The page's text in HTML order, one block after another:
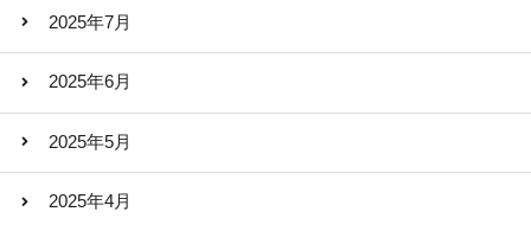
2025年7月
2025年6月
2025年5月
2025年4月